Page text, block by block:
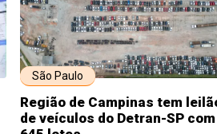
São Paulo
Região de Campinas tem
de veículos do Detran-SP com